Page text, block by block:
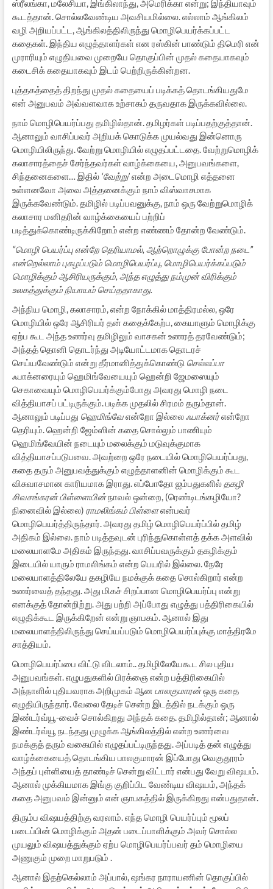
ஸ்ரீலங்கா, மலேசியா, இங்கிலாந்து, அமெரிக்கா என்று; இந்தியாவும்
கூடத்தான். சொல்லவேண்டிய அவசியமில்லை. எல்லாம் ஆங்கிலம்
வழி அறியப்பட்ட, ஆங்கிலத்திலிருந்து மொழிபெயர்க்கப்பட்ட
கதைகள். இந்திய எழுத்தாளர்கள் என ரஸ்கின் பாண்டும் திமெரி என்
முராரியும் எழுதியவை முறையே தொகுப்பின் முதல் கதையாகவும்
கடைசிக் கதையாகவும் இடம் பெற்றிருக்கின்றன.
புத்தகத்தைத் திறந்து முதல் கதையைப் படிக்கத் தொடங்கியதுமே
என் அனுபவம் அவ்வளவாக உற்சாகம் தருவதாக இருக்கவில்லை.
நாம் மொழிபெயர்ப்பது தமிழில்தான். தமிழர்கள் படிப்பதற்குத்தான்.
ஆனாலும் வாசிப்பவர் அறியக் கொடுக்க முயல்வது இன்னொரு
மொழியிலிருந்து. வேற்று மொழியில் எழுதப்பட்டதை. வேற்றுமொழிக்
கலாசாரத்தைச் சேர்ந்தவர்கள் வாழ்க்கையை, அனுபவங்களை,
சிந்தனைகளை… இதில் ‘வேற்று’என்ற அடைமொழி எத்தனை
உள்ளனவோ அவை அத்தனைக்கும் நாம் விஸ்வாசமாக
இருக்கவேண்டும். தமிழில் படிப்பவனுக்கு, நாம் ஒரு வேற்றுமொழிக்
கலாசார மனிதரின் வாழ்க்கையைப் பற்றிப்
படித்துக்கொண்டிருக்கிறோம் என்ற எண்ணம் தோன்ற வேண்டும்.
“மொழி பெயர்ப்பு என்றே தெரியாமல், ஆற்றொழுக்கு போன்ற நடை”
என்றெல்லாம் புகழப்படும் மொழிபெயர்ப்பு, மொழிபெயர்க்கப்படும்
மொழிக்கும் ஆசிரியருக்கும், அந்த எழுத்து நம்முன் விரிக்கும்
உலகத்துக்கும் நியாயம் செய்ததாகாது.
அந்நிய மொழி, கலாசாரம், என்ற நோக்கில் மாத்திரமல்ல, ஒரே
மொழியில் ஒரே ஆசிரியர் தன் கதைக்கேற்ப, கையாளும் மொழிக்கு
ஏற்ப கூட அந்த உணர்வு தமிழிலும் வாசகன் உணரத் தரவேண்டும்;
அந்தத் தொனி தொடர்ந்து அடியோட்டமாக தொடரச்
செய்யவேண்டும் என்று தீர்மானித்துக்கொண்டு செல்லப்பா
ஃபாக்னரையும் ஹெமிங்வேயையும் ஹென்றி ஜேமஸையும்
செகாவையும் மொழிபெயர்க்கும்போது அவரது மொழி நடை
வித்தியாசப் பட்டிருக்கும். படிக்க முதலில் சிரமம் தரும்தான்.
ஆனாலும் படிப்பது ஹெமிங்வேஎன்றோ இல்லைஃபாக்னர்என்றோ
தெரியும். ஹென்றி ஜேம்ஸின் கதை சொல்லும் பாணியும்
ஹெமிங்வேயின் நடையும் மலைக்கும் மடுவுக்குமாக
வித்தியாசப்படுபவை. அவற்றை ஒரே நடையில் மொழிபெயர்ப்பது,
கதை தரும் அனுபவத்துக்கும் எழுத்தாளனின் மொழிக்கும் கூட
விசுவாசமான காரியமாக இராது. எப்போதோ ஐம்பதுகளில்தகழி
சிவசங்கரன் பிள்ளையின்நாவல் ஒன்றை, (ரெண்டிடங்கழியோ?
நினைவில் இல்லை) ராமலிங்கம் பிள்ளைஎன்பவர்
மொழிபெயர்த்திருந்தார். அவரது தமிழ் மொழிபெயர்ப்பில் தமிழ்
அதிகம் இல்லை. நாம் படித்தவுடன் புரிந்துகொள்ளத் தக்க அளவில்
மலையாளமே அதிகம் இருந்தது. வாசிப்பவருக்கும் தகழிக்கும்
இடையில் யாரும் ராமலிங்கம் என்ற பெயரில் இல்லை. நேரே
மலையாளத்திலேயே தகழியே நமக்குக் கதை சொல்கிறார் என்ற
உணர்வைத் தந்தது. அது மிகச் சிறப்பான மொழிபெயர்ப்பு என்று
எனக்குத் தோன்றிற்று. அது பற்றி அப்போது எழுத்து பத்திரிகையில்
எழுதிக்கூட இருக்கிறேன் என்று ஞாபகம். ஆனால் இது
மலையாளத்திலிருந்து செய்யப்படும் மொழிபெயர்ப்புக்கு மாத்திரமே
சாத்தியம்.
மொழிபெயர்ப்பை விட்டு விடலாம்.. தமிழிலேயேகூட சில புதிய
அனுபவங்கள். எழுபதுகளில் பிரக்ஞை என்ற பத்திரிகையில்
அந்நாளில் புதியவராக அறிமுகம் ஆன பாலகுமாரன்ஒரு கதை
எழுதியிருந்தார். வேலை தேடிச் சென்ற இடத்தில் நடக்கும் ஒரு
இண்டர்வ்யூ-வைச் சொல்கிறது அந்தக் கதை. தமிழில்தான்; ஆனால்
இண்டர்வ்யூ நடந்தது முழுக்க ஆங்கிலத்தில் என்ற உணர்வை
நமக்குத் தரும் வகையில் எழுதப்பட்டிருந்தது. அப்படித் தன் எழுத்து
வாழ்க்கையைத் தொடங்கிய பாலகுமாரன் இப்போது வெகுதூரம்
அந்தப் புள்ளியைத் தாண்டிச் சென்று விட்டார் என்பது வேறு விஷயம்.
ஆனால் முக்கியமாக இங்கு குறிப்பிட வேண்டிய விஷயம், அந்தக்
கதை அனுபவம் இன்னும் என் ஞாபகத்தில் இருக்கிறது என்பதுதான்.
திரும்ப விஷயத்திற்கு வரலாம். எந்த மொழி பெயர்ப்பும் மூலப்
படைப்பின் மொழிக்கும் அதன் படைப்பாளிக்கும் அவர் சொல்ல
முயலும் விஷயத்துக்கும் ஏற்ப மொழிபெயர்ப்பவர் தம் மொழியை
அணுகும் முறை மாறுபடும் .
ஆனால் இதற்கெல்லாம் அப்பால், ஷங்கர நாராயணின் தொகுப்பில்